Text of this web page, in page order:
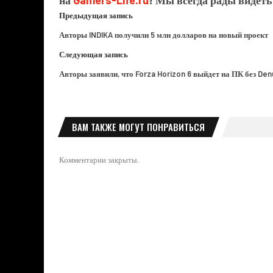
Предыдущая запись
Авторы INDIKA получили 5 млн долларов на новый проект
Следующая запись
Авторы заявили, что Forza Horizon 6 выйдет на ПК без
ВАМ ТАКЖЕ МОГУТ ПОНРАВИТЬСЯ
Комментарии закрыты.